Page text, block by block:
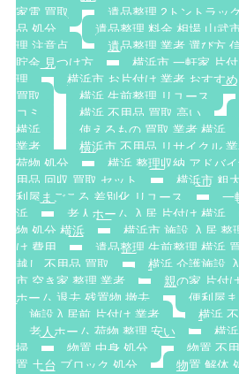
家電 買取
遺品整理 2トントラッ
品 処分
遺品整理 料金 相場 山武
理 注意点
遺品整理 業者 選び方
貯金 見つけ方
横浜市 一軒家 片
理
横浜市 お片付け 業者 おすすめ
買取
横浜 生前整理 リユース
コミ
横浜 不用品 買取 高い
横浜
使えるもの 買取 業者 横浜
業者
横浜市 不用品 リサイクル
荷物 処分
横浜 整理収納 アドバ
用品 回収 買取 セット
横浜市 粗
利屋まごころ 差別化 リユース
一
浜
老人ホーム 入居 片付け 横浜
物 処分 横浜
横浜市 施設 入居 整
け 費用
遺品整理 生前整理 横浜
越し 不用品 買取
横浜 介護施設
市 空き家 整理 業者
親の家 片付
ホーム 退去 残置物 撤去
便利屋
施設入居前 片付け 業者
横浜
老人ホーム 荷物 整理 安い
横
掃
物置 中身 処分 物置 不
置 土台 ブロック 処分
物置 解体